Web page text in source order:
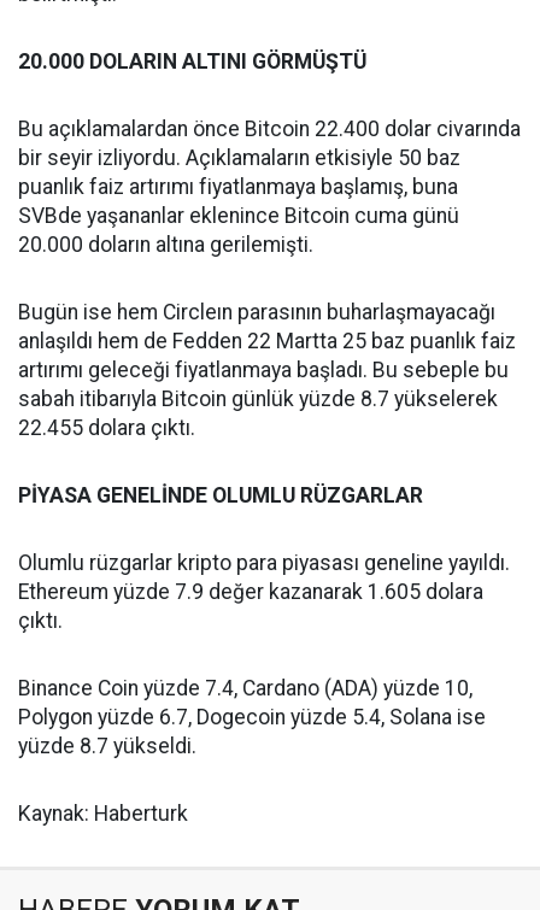
20.000 DOLARIN ALTINI GÖRMÜŞTÜ
Bu açıklamalardan önce Bitcoin 22.400 dolar civarında
bir seyir izliyordu. Açıklamaların etkisiyle 50 baz
puanlık faiz artırımı fiyatlanmaya başlamış, buna
SVBde yaşananlar eklenince Bitcoin cuma günü
20.000 doların altına gerilemişti.
Bugün ise hem Circleın parasının buharlaşmayacağı
anlaşıldı hem de Fedden 22 Martta 25 baz puanlık faiz
artırımı geleceği fiyatlanmaya başladı. Bu sebeple bu
sabah itibarıyla Bitcoin günlük yüzde 8.7 yükselerek
22.455 dolara çıktı.
PİYASA GENELİNDE OLUMLU RÜZGARLAR
Olumlu rüzgarlar kripto para piyasası geneline yayıldı.
Ethereum yüzde 7.9 değer kazanarak 1.605 dolara
çıktı.
Binance Coin yüzde 7.4, Cardano (ADA) yüzde 10,
Polygon yüzde 6.7, Dogecoin yüzde 5.4, Solana ise
yüzde 8.7 yükseldi.
Kaynak: Haberturk